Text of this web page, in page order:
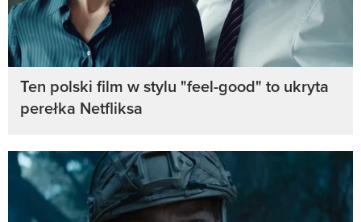
Ten polski film w stylu "feel-good" to ukryta
perełka Netfliksa